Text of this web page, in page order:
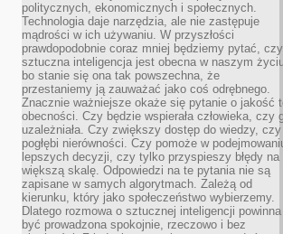
politycznych, ekonomicznych i społecznych.
Technologia daje narzędzia, ale nie zastępuje
mądrości w ich używaniu. W przyszłości
prawdopodobnie coraz mniej będziemy pytać, czy
sztuczna inteligencja jest obecna w naszym
bo stanie się ona tak powszechna, że
przestaniemy ją zauważać jako coś odrębnego.
Znacznie ważniejsze okaże się pytanie o jakość
obecności. Czy będzie wspierała człowieka, czy
uzależniała. Czy zwiększy dostęp do wiedzy, czy
pogłębi nierówności. Czy pomoże w
lepszych decyzji, czy tylko przyspieszy błędy na
większą skalę. Odpowiedzi na te pytania nie są
zapisane w samych algorytmach. Zależą od
kierunku, który jako społeczeństwo wybierzemy.
Dlatego rozmowa o sztucznej inteligencji powinna
być prowadzona spokojnie, rzeczowo i bez